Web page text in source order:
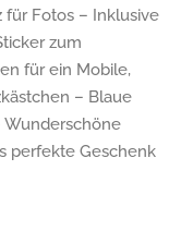
für Fotos – Inklusive
zum
für ein Mobile,
– Blaue
perfekte Geschenk